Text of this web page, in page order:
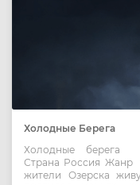
Холодные Берега
Холодные берега
Страна Россия Жанр
жители Озерска